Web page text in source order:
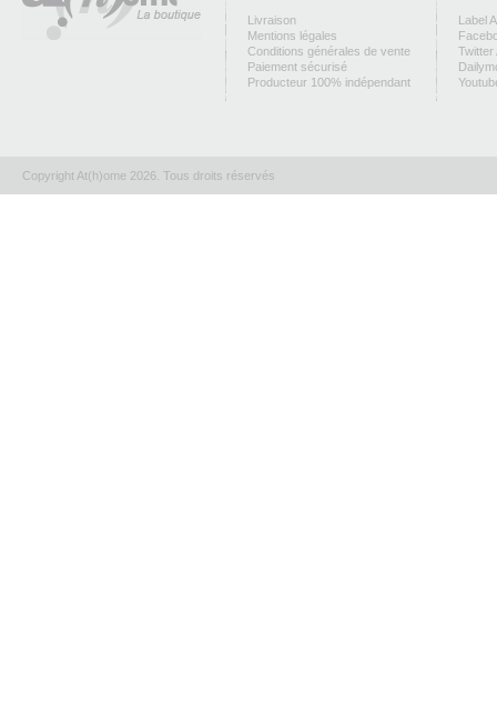
Livraison
Mentions légales
Conditions générales de vente
Paiement sécurisé
Producteur 100% indépendant
Label
Twitter
Copyright At(h)ome 2026. Tous droits réservés